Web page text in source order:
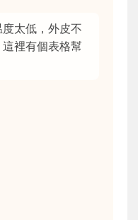
太低，外皮不
裡有個表格幫